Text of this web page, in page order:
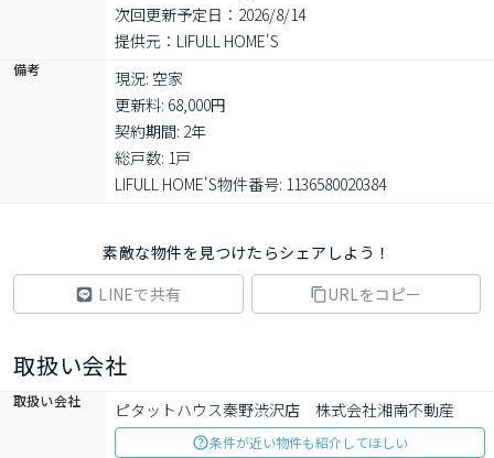
次回更新予定日：2026/8/14
提供元：LIFULL HOME'S
備考
現況: 空家
更新料: 68,000円
契約期間: 2年
総戸数: 1戸
LIFULL HOME'S物件番号: 1136580020384
素敵な物件を見つけたらシェアしよう！
LINEで共有
URLをコピー
取扱い会社
取扱い会社 ピタットハウス秦野渋沢店　株式会社湘南不動産
条件が近い物件も紹介してほしい